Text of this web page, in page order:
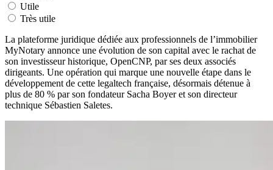
Utile
Très utile
La plateforme juridique dédiée aux professionnels de l’immobilier
MyNotary annonce une évolution de son capital avec le rachat de
son investisseur historique, OpenCNP, par ses deux associés
dirigeants. Une opération qui marque une nouvelle étape dans le
développement de cette legaltech française, désormais détenue à
plus de 80 % par son fondateur Sacha Boyer et son directeur
technique Sébastien Saletes.